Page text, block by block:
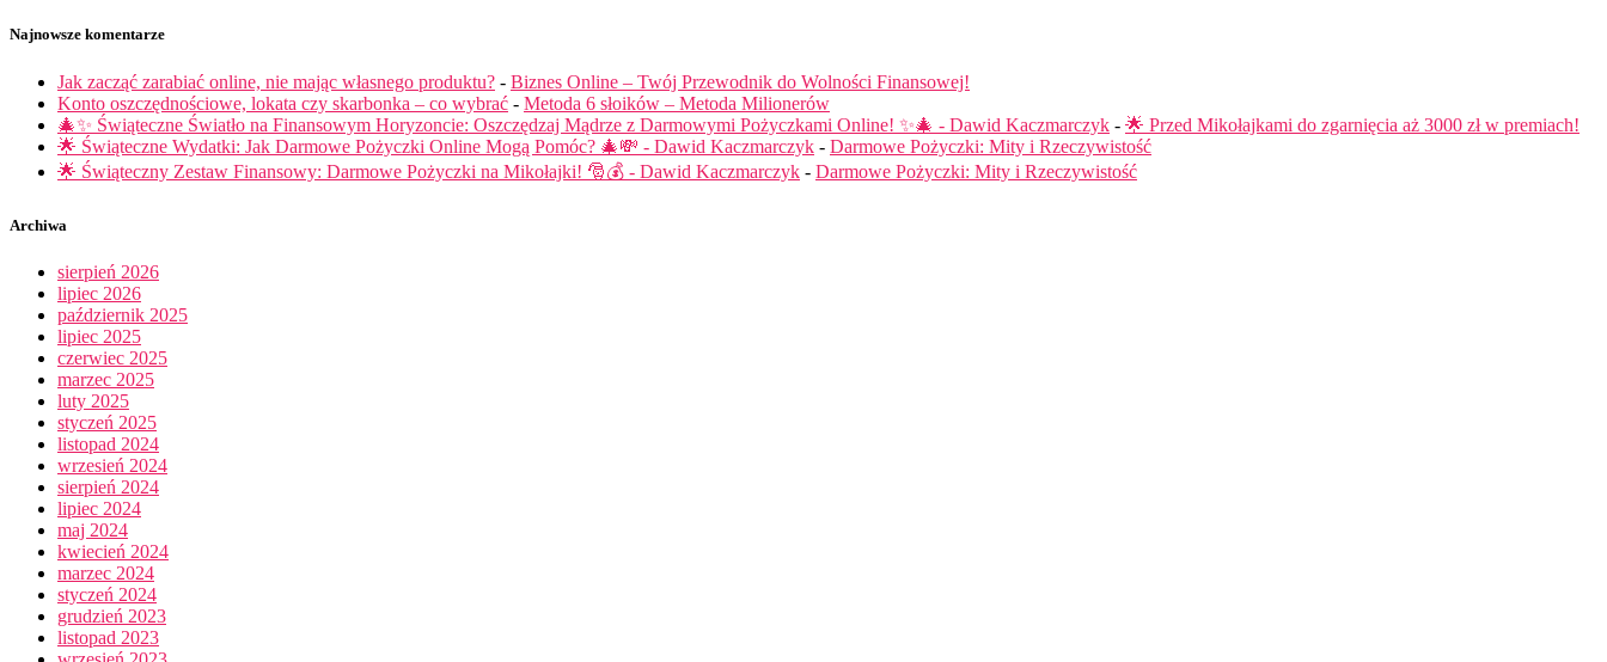
Najnowsze komentarze
Jak zacząć zarabiać online, nie mając własnego produktu? - Biznes Online – Twój Przewodnik do Wolności Finansowej!
Konto oszczędnościowe, lokata czy skarbonka – co wybrać - Metoda 6 słoików – Metoda Milionerów
🎄✨ Świąteczne Światło na Finansowym Horyzoncie: Oszczędzaj Mądrze z Darmowymi Pożyczkami Online! ✨🎄 - Dawid Kaczmarczyk - 🌟 Przed Mikołajkami do zgarnięcia aż 3000 zł w premiach!
🌟 Świąteczne Wydatki: Jak Darmowe Pożyczki Online Mogą Pomóc? 🎄💸 - Dawid Kaczmarczyk - Darmowe Pożyczki: Mity i Rzeczywistość
🌟 Świąteczny Zestaw Finansowy: Darmowe Pożyczki na Mikołajki! 🎅💰 - Dawid Kaczmarczyk - Darmowe Pożyczki: Mity i Rzeczywistość
Archiwa
sierpień 2026
lipiec 2026
październik 2025
lipiec 2025
czerwiec 2025
marzec 2025
luty 2025
styczeń 2025
listopad 2024
wrzesień 2024
sierpień 2024
lipiec 2024
maj 2024
kwiecień 2024
marzec 2024
styczeń 2024
grudzień 2023
listopad 2023